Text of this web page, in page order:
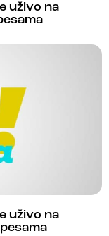
uživo na
uživo na